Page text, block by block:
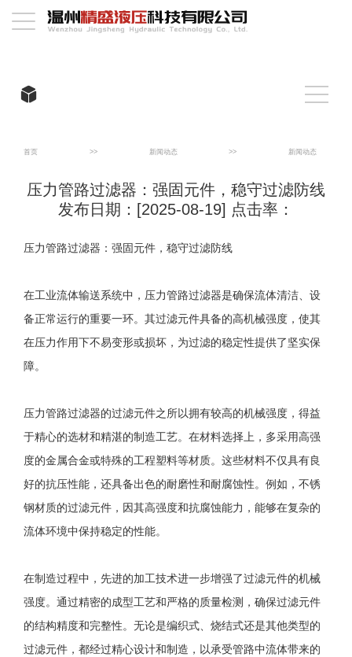
首页 >> 新闻动态 >> 新闻动态
压力管路过滤器：强固元件，稳守过滤防线
发布日期：[2025-08-19] 点击率：
压力管路过滤器：强固元件，稳守过滤防线
在工业流体输送系统中，压力管路过滤器是确保流体清洁、设
备正常运行的重要一环。其过滤元件具备的高机械强度，使其
在压力作用下不易变形或损坏，为过滤的稳定性提供了坚实保
障。
压力管路过滤器的过滤元件之所以拥有较高的机械强度，得益
于精心的选材和精湛的制造工艺。在材料选择上，多采用高强
度的金属合金或特殊的工程塑料等材质。这些材料不仅具有良
好的抗压性能，还具备出色的耐磨性和耐腐蚀性。例如，不锈
钢材质的过滤元件，因其高强度和抗腐蚀能力，能够在复杂的
流体环境中保持稳定的性能。
在制造过程中，先进的加工技术进一步增强了过滤元件的机械
强度。通过精密的成型工艺和严格的质量检测，确保过滤元件
的结构精度和完整性。无论是编织式、烧结式还是其他类型的
过滤元件，都经过精心设计和制造，以承受管路中流体带来的